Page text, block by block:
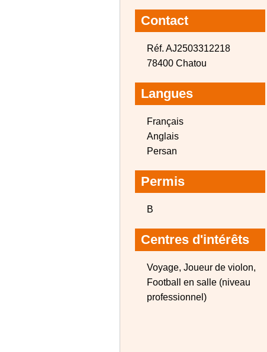
Contact
Réf. AJ2503312218
78400 Chatou
Langues
Français
Anglais
Persan
Permis
B
Centres d'intérêts
Voyage, Joueur de violon,
Football en salle (niveau
professionnel)